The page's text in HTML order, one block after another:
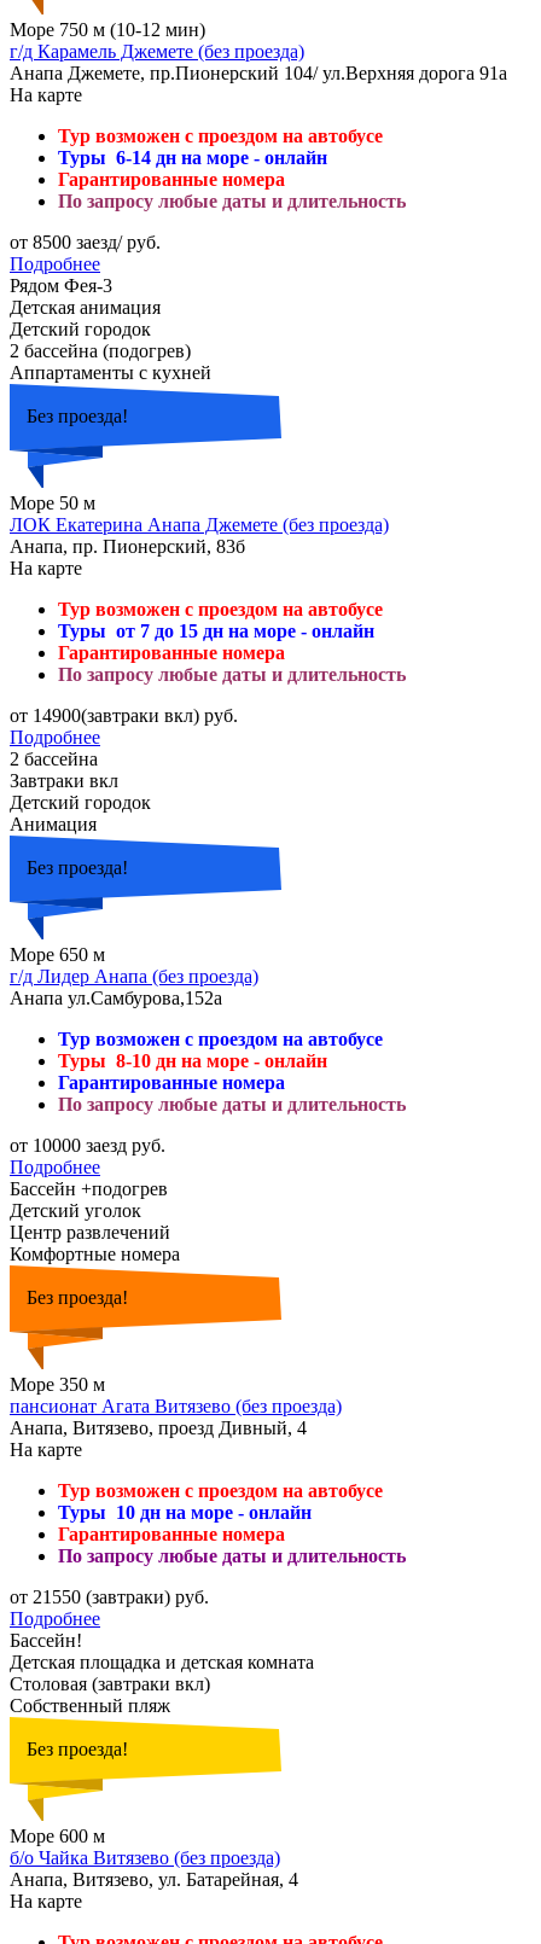
Море 750 м (10-12 мин)
г/д Карамель Джемете (без проезда)
Анапа Джемете, пр.Пионерский 104/ ул.Верхняя дорога 91а
На карте
Тур возможен с проездом на автобусе
Туры 6-14 дн на море - онлайн
Гарантированные номера
По запросу любые даты и длительность
от 8500 заезд/ руб.
Подробнее
Рядом Фея-3
Детская анимация
Детский городок
2 бассейна (подогрев)
Аппартаменты с кухней
Без проезда!
Море 50 м
ЛОК Екатерина Анапа Джемете (без проезда)
Анапа, пр. Пионерский, 83б
На карте
Тур возможен с проездом на автобусе
Туры от 7 до 15 дн на море - онлайн
Гарантированные номера
По запросу любые даты и длительность
от 14900(завтраки вкл) руб.
Подробнее
2 бассейна
Завтраки вкл
Детский городок
Анимация
Без проезда!
Море 650 м
г/д Лидер Анапа (без проезда)
Анапа ул.Самбурова,152а
Тур возможен с проездом на автобусе
Туры 8-10 дн на море - онлайн
Гарантированные номера
По запросу любые даты и длительность
от 10000 заезд руб.
Подробнее
Бассейн +подогрев
Детский уголок
Центр развлечений
Комфортные номера
Без проезда!
Море 350 м
пансионат Агата Витязево (без проезда)
Анапа, Витязево, проезд Дивный, 4
На карте
Тур возможен с проездом на автобусе
Туры 10 дн на море - онлайн
Гарантированные номера
По запросу любые даты и длительность
от 21550 (завтраки) руб.
Подробнее
Бассейн!
Детская площадка и детская комната
Столовая (завтраки вкл)
Собственный пляж
Без проезда!
Море 600 м
б/о Чайка Витязево (без проезда)
Анапа, Витязево, ул. Батарейная, 4
На карте